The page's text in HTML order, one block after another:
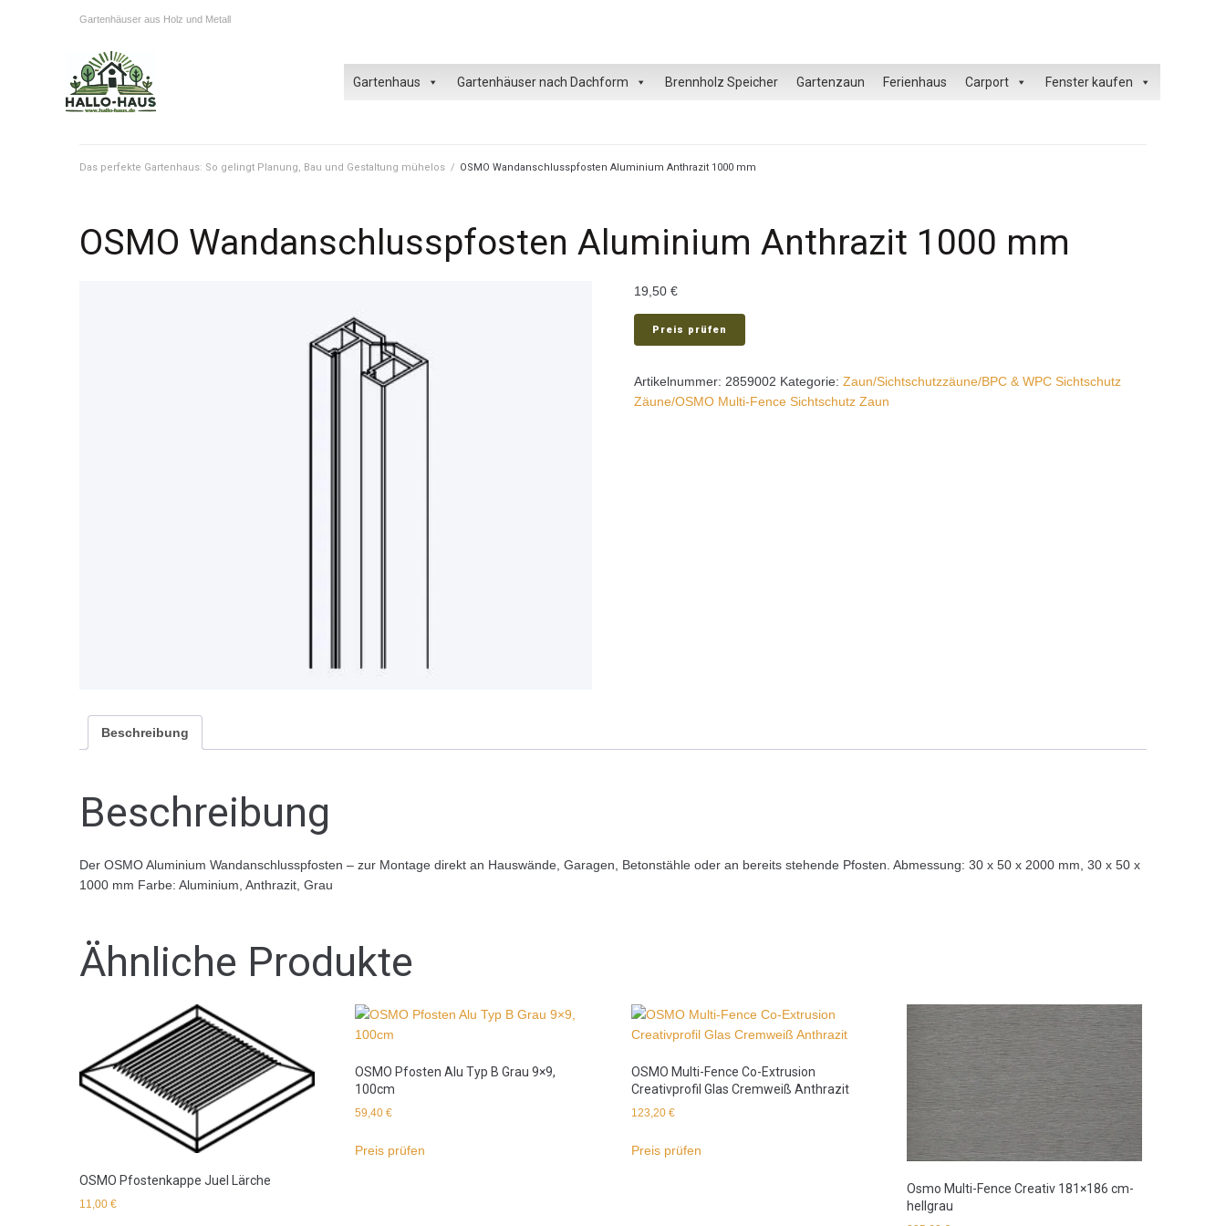
Gartenhäuser aus Holz und Metall
Gartenhaus Gartenhäuser nach Dachform Brennholz Speicher Gartenzaun Ferienhaus Carport Fenster kaufen
Das perfekte Gartenhaus: So gelingt Planung, Bau und Gestaltung mühelos / OSMO Wandanschlusspfosten Aluminium Anthrazit 1000 mm
OSMO Wandanschlusspfosten Aluminium Anthrazit 1000 mm
19,50€
Preis prüfen
Artikelnummer: 2859002 Kategorie:Zaun/Sichtschutzzäune/BPC & WPC Sichtschutz
Zäune/OSMO Multi-Fence Sichtschutz Zaun
Beschreibung
Beschreibung
Der OSMO Aluminium Wandanschlusspfosten – zur Montage direkt an Hauswände, Garagen, Betonstähle oder an bereits stehende Pfosten. Abmessung: 30 x 50 x 2000 mm, 30 x 50 x
1000 mm Farbe: Aluminium, Anthrazit, Grau
Ähnliche Produkte
OSMO Pfostenkappe Juel Lärche
11,00 €
OSMO Pfosten Alu Typ B Grau 9×9,
100cm
59,40€
Preis prüfen
OSMO Multi-Fence Co-Extrusion
Creativprofil Glas Cremweiß Anthrazit
123,20 €
Preis prüfen
Osmo Multi-Fence Creativ 181×186 cm-
hellgrau